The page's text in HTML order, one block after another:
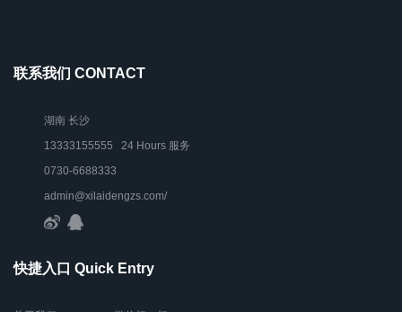
联系我们 CONTACT
湖南 长沙
13333155555 24 Hours 服务
0730-6688333
admin@xilaidengzs.com/
快捷入口 Quick Entry